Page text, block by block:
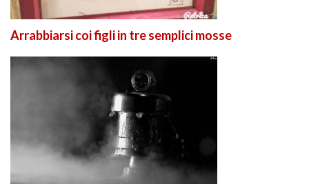
Arrabbiarsi coi figli in tre semplici mosse